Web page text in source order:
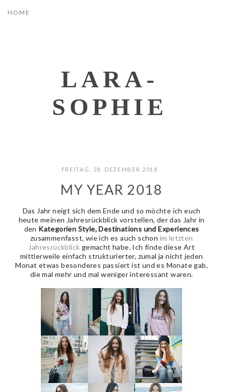
LARA-
SOPHIE
FREITAG, 28. DEZEMBER 2018
MY YEAR 2018
Das Jahr neigt sich dem Ende und so möchte ich euch
heute meinen Jahresrückblick vorstellen, der das Jahr in
den Kategorien Style, Destinations und Experiences
zusammenfasst, wie ich es auch schon im letzten
Jahresrückblick gemacht habe. Ich finde diese Art
mittlerweile einfach strukturierter, zumal ja nicht jeden
Monat etwas besonderes passiert ist und es Monate gab,
die mal mehr und mal weniger interessant waren.